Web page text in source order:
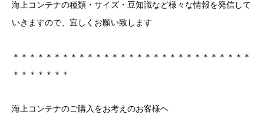
海上コンテナの種類・サイズ・豆知識など様々な情報を発信して
いきますので、宜しくお願い致します
＊＊＊＊＊＊＊＊＊＊＊＊＊＊＊＊＊＊＊＊＊＊＊＊＊＊＊＊＊
＊＊＊＊＊＊＊
海上コンテナのご購入をお考えのお客様ヘ